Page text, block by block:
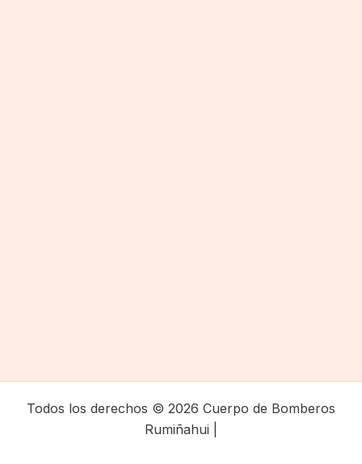
Todos los derechos © 2026 Cuerpo de Bomberos
Rumiñahui |